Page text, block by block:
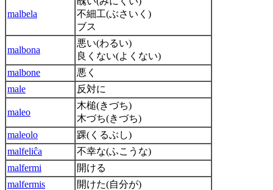
malbela
不細工(ぶさいく)
ブス
malbona
悪い(わるい)
良くない(よくない)
malbone
悪く
male
反対に
maleo
木槌(きづち)
木づち(きづち)
maleolo
踝(くるぶし)
malfeliĉa
不幸な(ふこうな)
malfermi
開ける
malfermis
開けた(自分が)